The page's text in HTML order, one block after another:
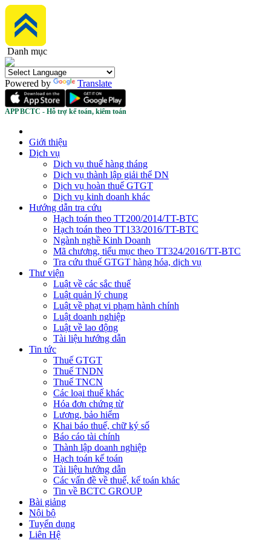
Danh mục
Powered by Translate
APP BCTC - Hỗ trợ kế toán, kiểm toán
Giới thiệu
Dịch vụ
Dịch vụ thuế hàng tháng
Dịch vụ thành lập giải thể DN
Dịch vụ hoàn thuế GTGT
Dịch vụ kinh doanh khác
Hướng dẫn tra cứu
Hạch toán theo TT200/2014/TT-BTC
Hạch toán theo TT133/2016/TT-BTC
Ngành nghề Kinh Doanh
Mã chương, tiểu mục theo TT324/2016/TT-BTC
Tra cứu thuế GTGT hàng hóa, dịch vụ
Thư viện
Luật về các sắc thuế
Luật quản lý chung
Luật về phạt vi phạm hành chính
Luật doanh nghiệp
Luật về lao động
Tài liệu hướng dẫn
Tin tức
Thuế GTGT
Thuế TNDN
Thuế TNCN
Các loại thuế khác
Hóa đơn chứng từ
Lương, bảo hiểm
Khai báo thuế, chữ ký số
Báo cáo tài chính
Thành lập doanh nghiệp
Hạch toán kế toán
Tài liệu hướng dẫn
Các vấn đề về thuế, kế toán khác
Tin về BCTC GROUP
Bài giảng
Nội bộ
Tuyển dụng
Liên Hệ